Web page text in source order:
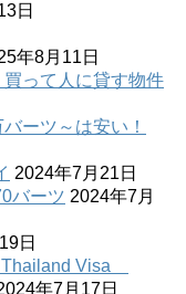
日
年8月11日
って人に貸す物件
ーツ～は安い！
2024年7月21日
バーツ 2024年7月
日
Thailand Visa
年7月17日